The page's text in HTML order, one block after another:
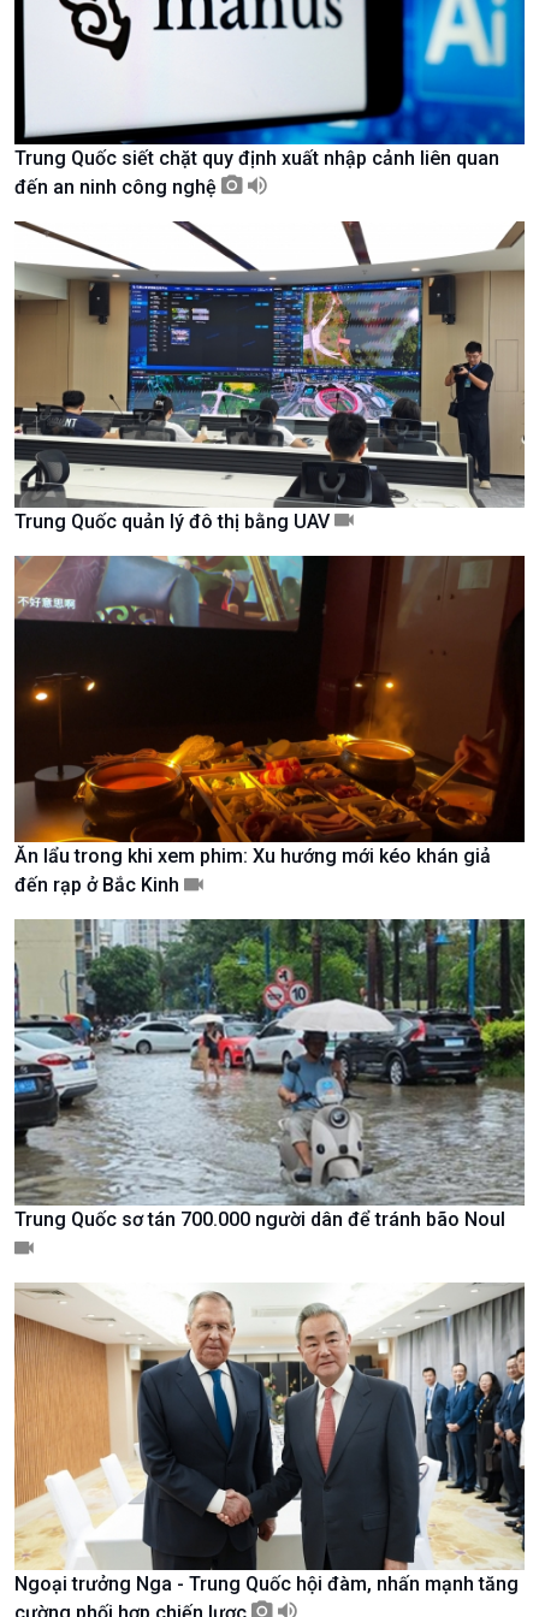
Xã hội
Tin Đời sống & Xã hội
360 độ Sức khỏe
Chuyển đổi Xanh
Tài nguyên và Môi trường
Chuyên gia của bạn
Xã hội chuyển động
Bước chân đến trường
Khoa học & Công nghệ
Tin Khoa học & Công nghệ
Kết nối công nghệ
Sống chung với biến đổi
Văn hoá & Du lịch
Tin Văn hoá & Du lịch
Chát với người nổi tiếng
Câu chuyện Thể thao
Multimedia
Ảnh
Video
Infographic
E-Magazine
Podcast
Góc nhìn VOV1
Trung Quốc siết chặt quy định xuất nhập cảnh liên quan
đến an ninh công nghệ
Trung Quốc quản lý đô thị bằng UAV
Ăn lẩu trong khi xem phim: Xu hướng mới kéo khán giả
đến rạp ở Bắc Kinh
Trung Quốc sơ tán 700.000 người dân để tránh bão Noul
Ngoại trưởng Nga - Trung Quốc hội đàm, nhấn mạnh tăng
cường phối hợp chiến lược